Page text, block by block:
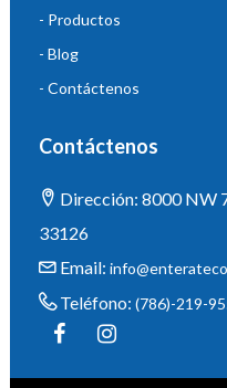
- Productos
- Blog
- Contáctenos
Contáctenos
Dirección: 8000 NW
33126
Email:
Teléfono: (786)-219-